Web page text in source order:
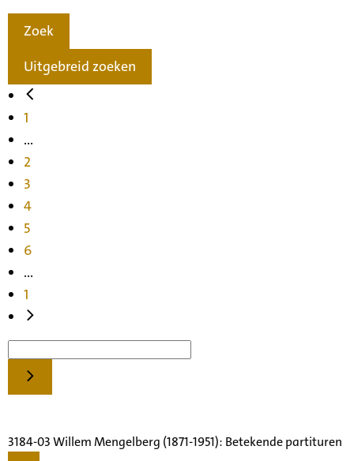
Zoek
Uitgebreid zoeken
1
...
2
3
4
5
6
...
1
3184-03 Willem Mengelberg (1871-1951): Betekende partituren